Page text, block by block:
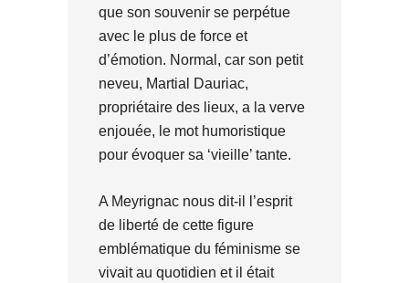
que son souvenir se perpétue
avec le plus de force et
d’émotion. Normal, car son petit
neveu, Martial Dauriac,
propriétaire des lieux, a la verve
enjouée, le mot humoristique
pour évoquer sa ‘vieille’ tante.
A Meyrignac nous dit-il l’esprit
de liberté de cette figure
emblématique du féminisme se
vivait au quotidien et il était